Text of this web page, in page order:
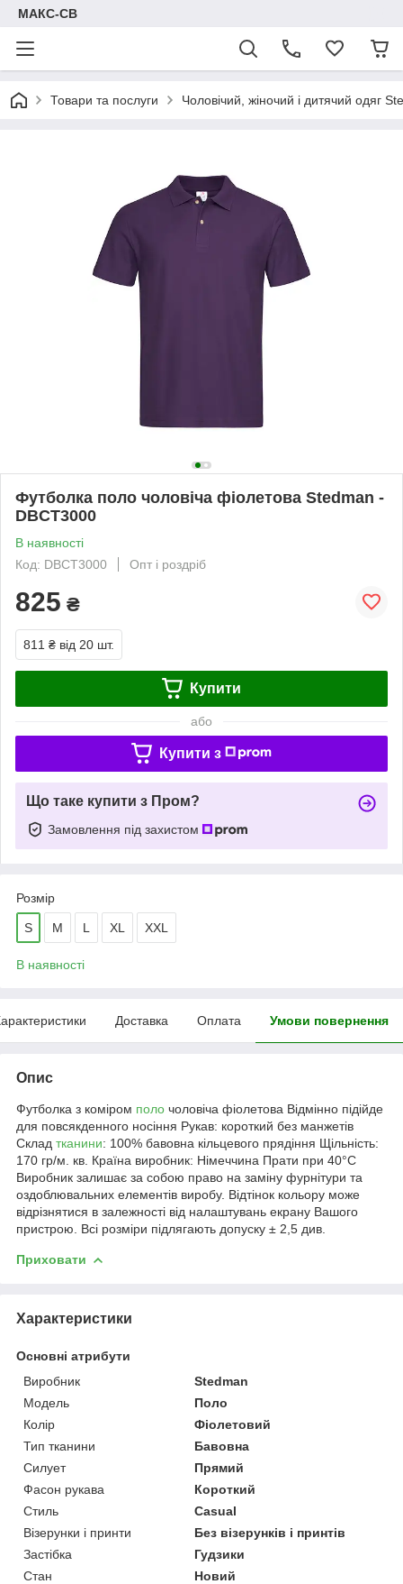
МАКС-СВ
Товари та послуги Чоловічий, жіночий і дитячий одяг
Футболка поло чоловіча фіолетова Stedman -
DBCT3000
В наявності
Код: DBCT3000
Опт і роздріб
825 ₴
811 ₴ від 20 шт.
Купити
або
Купити з
Що таке купити з Пром?
Замовлення під захистом
Розмір
S M L XL XXL
В наявності
Доставка Оплата Умови повернення
Опис
Футболка з коміром поло чоловіча фіолетова Відмінно підійде
для повсякденного носіння Рукав: короткий без манжетів
Склад тканини: 100% бавовна кільцевого прядіння Щільність:
170 гр/м. кв. Країна виробник: Німеччина Прати при 40°C
Виробник залишає за собою право на заміну фурнітури та
оздоблювальних елементів виробу. Відтінок кольору може
відрізнятися в залежності від налаштувань екрану Вашого
пристрою. Всі розміри підлягають допуску ± 2,5 див.
Приховати
Характеристики
Основні атрибути
Виробник
Stedman
Модель
Поло
Колір
Фіолетовий
Тип тканини
Бавовна
Силует
Прямий
Фасон рукава
Короткий
Стиль
Casual
Візерунки і принти
Без візерунків і принтів
Застібка
Гудзики
Стан
Новий